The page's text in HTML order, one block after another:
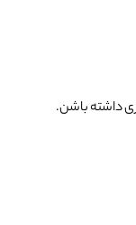
داشته باشن.